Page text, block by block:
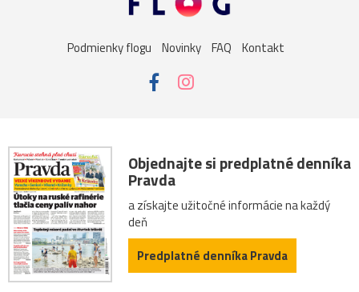
Podmienky flogu Novinky FAQ Kontakt
Objednajte si predplatné denníka
Pravda
a získajte užitočné informácie na každý
deň
Predplatné denníka Pravda